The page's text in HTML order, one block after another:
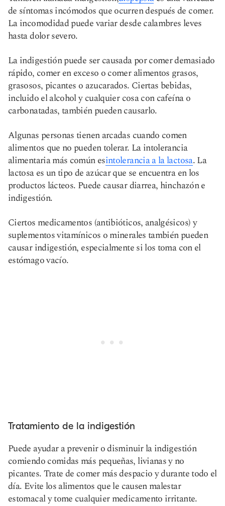
de síntomas incómodos que ocurren después de comer.
La incomodidad puede variar desde calambres leves
hasta dolor severo.
La indigestión puede ser causada por comer demasiado
rápido, comer en exceso o comer alimentos grasos,
grasosos, picantes o azucarados. Ciertas bebidas,
incluido el alcohol y cualquier cosa con cafeína o
carbonatadas, también pueden causarlo.
Algunas personas tienen arcadas cuando comen
alimentos que no pueden tolerar. La intolerancia
alimentaria más común esintolerancia a la lactosa. La
lactosa es un tipo de azúcar que se encuentra en los
productos lácteos. Puede causar diarrea, hinchazón e
indigestión.
Ciertos medicamentos (antibióticos, analgésicos) y
suplementos vitamínicos o minerales también pueden
causar indigestión, especialmente si los toma con el
estómago vacío.
Tratamiento de la indigestión
Puede ayudar a prevenir o disminuir la indigestión
comiendo comidas más pequeñas, livianas y no
picantes. Trate de comer más despacio y durante todo el
día. Evite los alimentos que le causen malestar
estomacal y tome cualquier medicamento irritante.